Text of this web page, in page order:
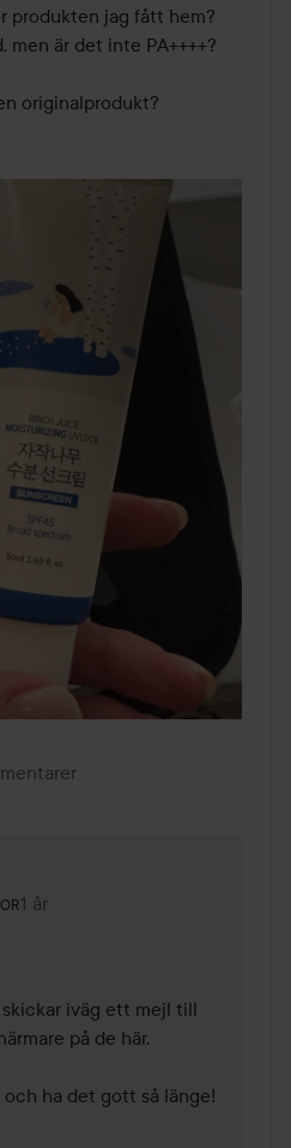
produkten jag fått hem?
men är det inte PA++++?
originalprodukt?
Lyko Creator.
1 år
Kommentaren lades 1 år
iväg ett mejl till
på de här.
ha det gott så länge!